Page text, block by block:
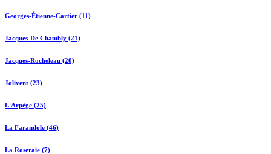
Georges-Étienne-Cartier (11)
Jacques-De Chambly (21)
Jacques-Rocheleau (20)
Jolivent (23)
L'Arpège (25)
La Farandole (46)
La Roseraie (7)